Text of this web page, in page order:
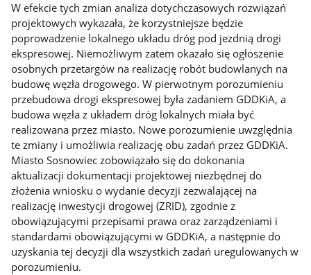
W efekcie tych zmian analiza dotychczasowych rozwiązań
projektowych wykazała, że korzystniejsze będzie
poprowadzenie lokalnego układu dróg pod jezdnią drogi
ekspresowej. Niemożliwym zatem okazało się ogłoszenie
osobnych przetargów na realizację robót budowlanych na
budowę węzła drogowego. W pierwotnym porozumieniu
przebudowa drogi ekspresowej była zadaniem GDDKiA, a
budowa węzła z układem dróg lokalnych miała być
realizowana przez miasto. Nowe porozumienie uwzględnia
te zmiany i umożliwia realizację obu zadań przez GDDKiA.
Miasto Sosnowiec zobowiązało się do dokonania
aktualizacji dokumentacji projektowej niezbędnej do
złożenia wniosku o wydanie decyzji zezwalającej na
realizację inwestycji drogowej (ZRID), zgodnie z
obowiązującymi przepisami prawa oraz zarządzeniami i
standardami obowiązującymi w GDDKiA, a następnie do
uzyskania tej decyzji dla wszystkich zadań uregulowanych w
porozumieniu.